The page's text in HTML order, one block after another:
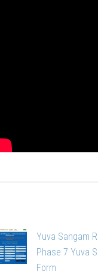
Yuva Sangam
Phase 7 Yuva
Form